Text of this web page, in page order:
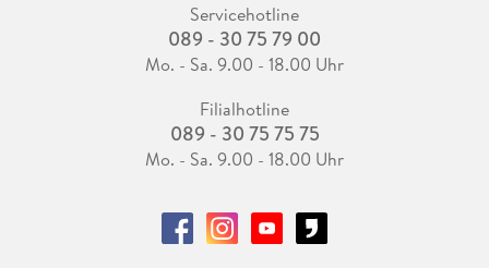
Servicehotline
089 - 30 75 79 00
Mo. - Sa. 9.00 - 18.00 Uhr
Filialhotline
089 - 30 75 75 75
Mo. - Sa. 9.00 - 18.00 Uhr